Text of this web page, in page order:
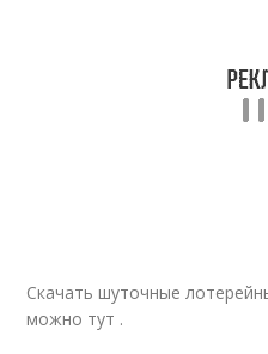
Скачать шуточные
можно тут .